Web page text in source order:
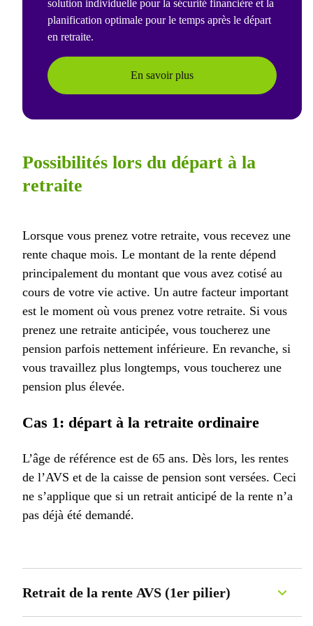
solution individuelle pour la sécurité financière et la
planification optimale pour le temps après le départ
en retraite.
En savoir plus
Possibilités lors du départ à la
retraite
Lorsque vous prenez votre retraite, vous recevez une
rente chaque mois. Le montant de la rente dépend
principalement du montant que vous avez cotisé au
cours de votre vie active. Un autre facteur important
est le moment où vous prenez votre retraite. Si vous
prenez une retraite anticipée, vous toucherez une
pension parfois nettement inférieure. En revanche, si
vous travaillez plus longtemps, vous toucherez une
pension plus élevée.
Cas 1: départ à la retraite ordinaire
L’âge de référence est de 65 ans. Dès lors, les rentes
de l’AVS et de la caisse de pension sont versées. Ceci
ne s’applique que si un retrait anticipé de la rente n’a
pas déjà été demandé.
Retrait de la rente AVS (1er pilier)